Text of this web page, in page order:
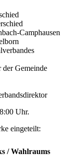
Camphausen
der Gemeinde
Uhr.
eingeteilt:
/ Wahlraums